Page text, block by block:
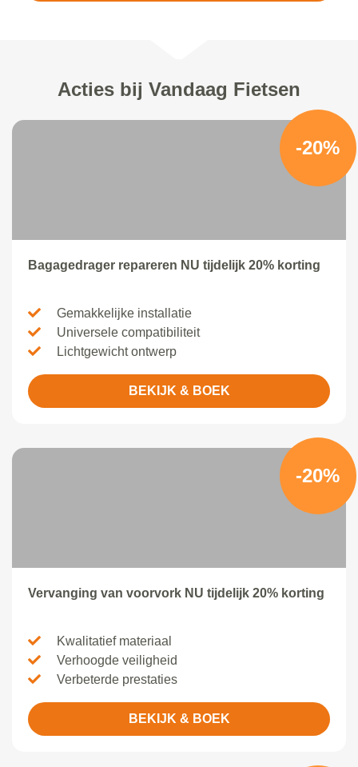
Acties bij Vandaag Fietsen
-20%
Bagagedrager repareren NU tijdelijk 20% korting
Gemakkelijke installatie
Universele compatibiliteit
Lichtgewicht ontwerp
BEKIJK & BOEK
-20%
Vervanging van voorvork NU tijdelijk 20% korting
Kwalitatief materiaal
Verhoogde veiligheid
Verbeterde prestaties
BEKIJK & BOEK